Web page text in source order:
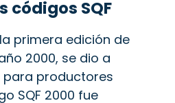
códigos SQF
primera edición de
2000, se dio a
para productores
SQF 2000 fue